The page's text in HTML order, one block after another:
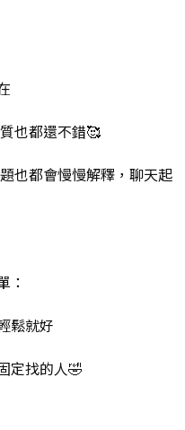
也都還不錯🥰
也都會慢慢解釋，聊天起
：
鬆就好
定找的人🤣